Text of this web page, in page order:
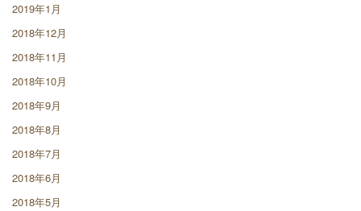
2019年1月
2018年12月
2018年11月
2018年10月
2018年9月
2018年8月
2018年7月
2018年6月
2018年5月